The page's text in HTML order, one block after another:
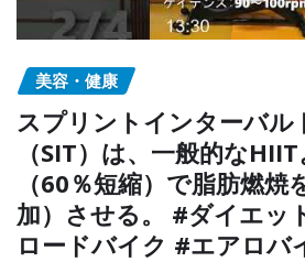
美容・健康
スプリントインターバル
（SIT）は、一般的な
（60％短縮）で脂肪燃焼
加）させる。 #ダイエッ
ロードバイク #エアロバ